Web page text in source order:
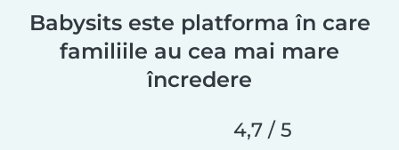
Babysits este platforma în care
familiile au cea mai mare
încredere
4,7 / 5